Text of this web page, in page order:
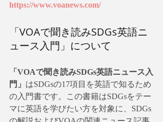
https://www.voanews.com/
「VOAで聞き読みSDGs英語ニ
ュース入門」について
「VOAで聞き読みSDGs英語ニュース入
門」 はSDGsの17項目を英語で知るため
の入門書です。この書籍はSDGsをテー
マに英語を学びたい方を対象に、SDGs